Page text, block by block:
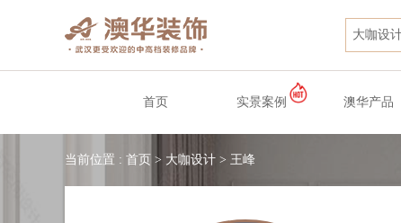
大咖设
首页 实景案例 澳华产品
当前位置 : 首页 > 大咖设计 > 王峰